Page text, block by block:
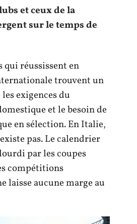
et ceux de la
sur le temps de
qui réussissent en
trouvent un
exigences du
et le besoin de
en sélection. En Italie,
pas. Le calendrier
par les coupes
compétitions
laisse aucune marge au